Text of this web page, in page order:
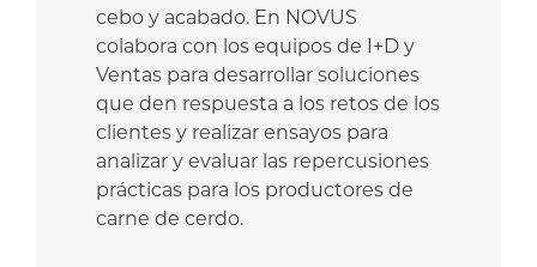
cebo y acabado. En NOVUS
colabora con los equipos de I+D y
Ventas para desarrollar soluciones
que den respuesta a los retos de los
clientes y realizar ensayos para
analizar y evaluar las repercusiones
prácticas para los productores de
carne de cerdo.